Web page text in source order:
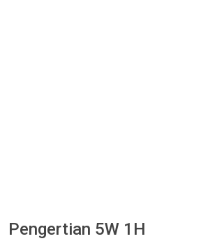
Pengertian 5W 1H